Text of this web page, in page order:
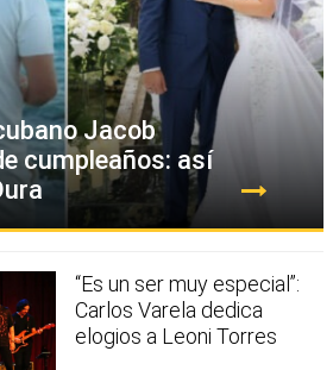
Jacob
cumpleaños: así
“Es un ser muy especial”:
Carlos Varela dedica
elogios a Leoni Torres